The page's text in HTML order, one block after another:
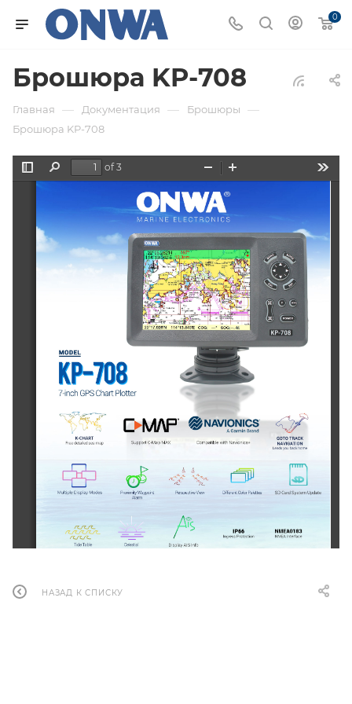
0
Брошюра KP-708
Главная — Документация — Брошюры —
Брошюра KP-708
Toggle
Sidebar
Find
of 3
Zoom
НАЗАД К СПИСКУ